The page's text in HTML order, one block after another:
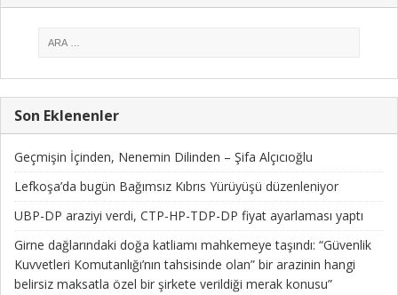
Son Eklenenler
Geçmişin İçinden, Nenemin Dilinden – Şifa Alçıcıoğlu
Lefkoşa’da bugün Bağımsız Kıbrıs Yürüyüşü düzenleniyor
UBP-DP araziyi verdi, CTP-HP-TDP-DP fiyat ayarlaması yaptı
Girne dağlarındaki doğa katliamı mahkemeye taşındı: “Güvenlik
Kuvvetleri Komutanlığı’nın tahsisinde olan” bir arazinin hangi
belirsiz maksatla özel bir şirkete verildiği merak konusu”